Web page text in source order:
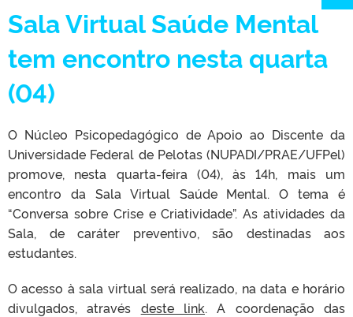
Sala Virtual Saúde Mental
tem encontro nesta quarta
(04)
O Núcleo Psicopedagógico de Apoio ao Discente da
Universidade Federal de Pelotas (NUPADI/PRAE/UFPel)
promove, nesta quarta-feira (04), às 14h, mais um
encontro da Sala Virtual Saúde Mental. O tema é
“Conversa sobre Crise e Criatividade”. As atividades da
Sala, de caráter preventivo, são destinadas aos
estudantes.
O acesso à sala virtual será realizado, na data e horário
divulgados, através deste link. A coordenação das